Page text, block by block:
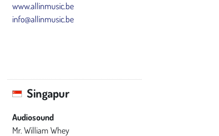
www.allinmusic.be
info@allinmusic.be
Singapur
Audiosound
Mr. William Whey